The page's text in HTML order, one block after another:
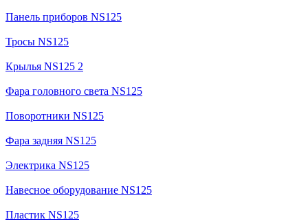
Панель приборов NS125
Тросы NS125
Крылья NS125 2
Фара головного света NS125
Поворотники NS125
Фара задняя NS125
Электрика NS125
Навесное оборудование NS125
Пластик NS125